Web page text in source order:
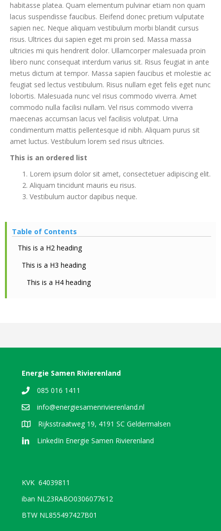
habitasse platea. Quam elementum pulvinar etiam non quam
lacus suspendisse faucibus. Eleifend donec pretium vulputate
sapien nec. Neque aliquam vestibulum morbi blandit cursus
risus. Ultrices dui sapien eget mi proin sed. Massa massa
ultricies mi quis hendrerit dolor. Ullamcorper malesuada proin
libero nunc consequat interdum varius sit. Risus feugiat in ante
metus dictum at tempor. Massa sapien faucibus et molestie ac
feugiat sed lectus vestibulum. Risus nullam eget felis eget nunc
lobortis. Malesuada nunc vel risus commodo viverra. Amet
commodo nulla facilisi nullam. Vel risus commodo viverra
maecenas accumsan lacus vel facilisis volutpat. Urna
condimentum mattis pellentesque id nibh. Aliquam purus sit
amet luctus. Vestibulum lorem sed risus ultricies.
This is an ordered list
Lorem ipsum dolor sit amet, consectetuer adipiscing elit.
Aliquam tincidunt mauris eu risus.
Vestibulum auctor dapibus neque.
Table of Contents
This is a H2 heading
This is a H3 heading
This is a H4 heading
Energie Samen Rivierenland
085 016 1411
info@energiesamenrivierenland.nl
Rijksstraatweg 19, 4191 SC Geldermalsen
LinkedIn Energie Samen Rivierenland
KVK 64039811
iban NL23RABO0306077612
BTW NL855497427B01